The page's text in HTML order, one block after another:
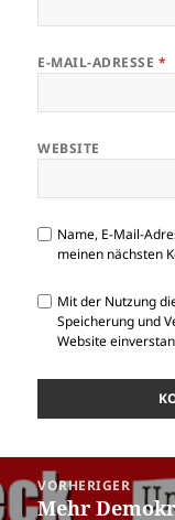
E-MAIL-ADRESSE *
WEBSITE
Name, E-Mail-
meinen nächsten
Mit der Nutzung
Speicherung und
Website
Beitragsnavigation
VORHERIGER
Vorheriger
Mehr